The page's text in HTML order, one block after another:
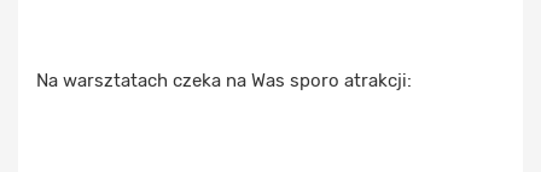
Na warsztatach czeka na Was sporo atrakcji: